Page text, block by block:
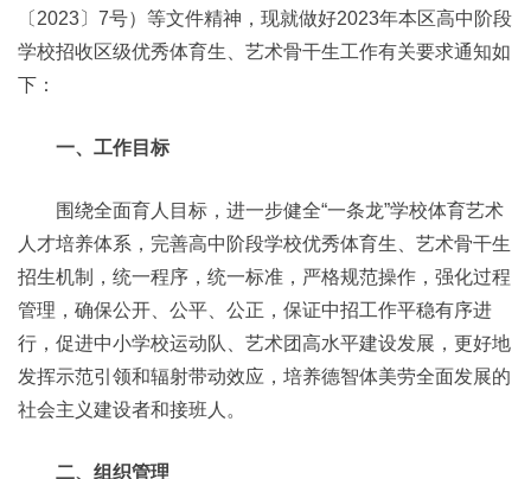
〔2023〕7号）等文件精神，现就做好2023年本区高中阶段
学校招收区级优秀体育生、艺术骨干生工作有关要求通知如
下：
一、工作目标
围绕全面育人目标，进一步健全“一条龙”学校体育艺术
人才培养体系，完善高中阶段学校优秀体育生、艺术骨干生
招生机制，统一程序，统一标准，严格规范操作，强化过程
管理，确保公开、公平、公正，保证中招工作平稳有序进
行，促进中小学校运动队、艺术团高水平建设发展，更好地
发挥示范引领和辐射带动效应，培养德智体美劳全面发展的
社会主义建设者和接班人。
二、组织管理